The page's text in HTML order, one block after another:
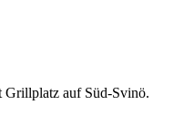
Grillplatz auf Süd-Svinö.